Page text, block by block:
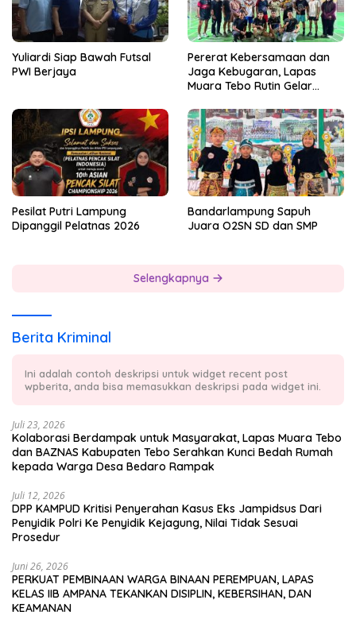
Yuliardi Siap Bawah Futsal
PWI Berjaya
Pererat Kebersamaan dan
Jaga Kebugaran, Lapas
Muara Tebo Rutin Gelar
Pesilat Putri Lampung
Dipanggil Pelatnas 2026
Bandarlampung Sapuh
Juara O2SN SD dan SMP
Selengkapnya
Berita Kriminal
Ini adalah contoh deskripsi untuk widget recent post
wpberita, anda bisa memasukkan deskripsi pada widget ini.
Juli 23, 2026
Kolaborasi Berdampak untuk Masyarakat, Lapas Muara Tebo
dan BAZNAS Kabupaten Tebo Serahkan Kunci Bedah Rumah
kepada Warga Desa Bedaro Rampak
Juli 12, 2026
DPP KAMPUD Kritisi Penyerahan Kasus Eks Jampidsus Dari
Penyidik Polri Ke Penyidik Kejagung, Nilai Tidak Sesuai
Prosedur
Juni 26, 2026
PERKUAT PEMBINAAN WARGA BINAAN PEREMPUAN, LAPAS
KELAS IIB AMPANA TEKANKAN DISIPLIN, KEBERSIHAN, DAN
KEAMANAN